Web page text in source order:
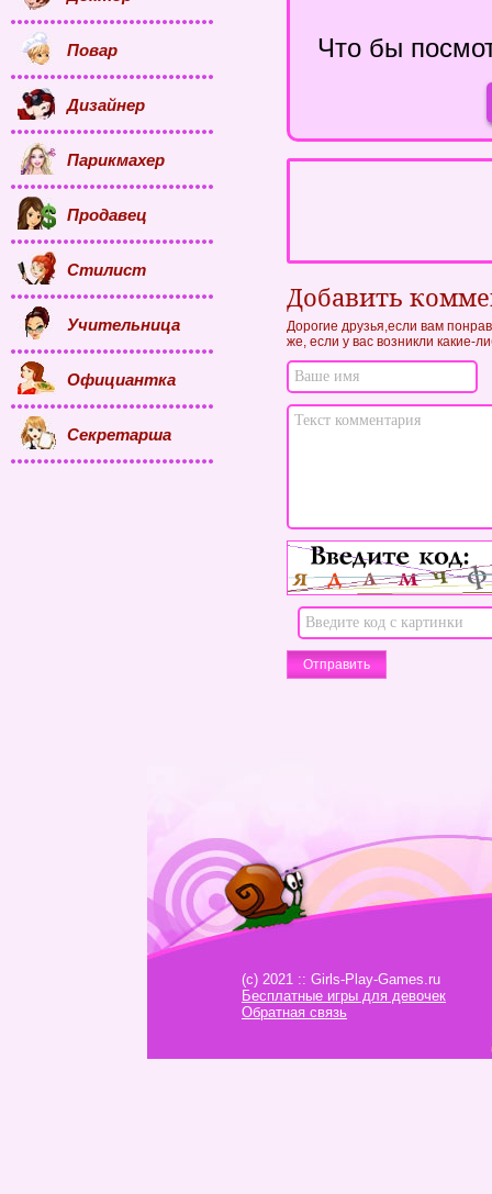
Что бы
Добавить
Дорогие друзья,если вам
же, если у вас возникли какие-
Повар
Дизайнер
Парикмахер
Продавец
Стилист
Учительница
Официантка
Секретарша
(c) 2021 :: Girls-Play-Games.ru
Бесплатные игры для девочек
Обратная связь